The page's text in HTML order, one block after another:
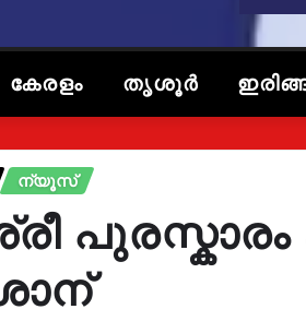
കേരളം തൃശൂർ
ന്യൂസ്